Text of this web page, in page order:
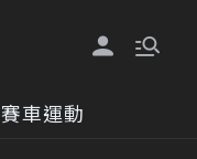
賽車運動